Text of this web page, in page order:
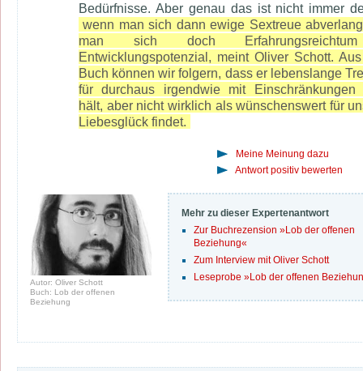
Bedürfnisse. Aber genau das ist nicht immer
wenn man sich dann ewige Sextreue
man sich doch
Entwicklungspotenzial, meint Oliver Schott.
Buch können wir folgern, dass er lebenslange
für durchaus irgendwie mit Einschränkungen
hält, aber nicht wirklich als wünschenswert für
Liebesglück findet.
Meine Meinung dazu
Antwort positiv bewerten
Autor: Oliver Schott
Buch: Lob der offenen
Beziehung
Mehr zu dieser Expertenantwort
Zur Buchrezension »Lob der offenen
Beziehung«
Zum Interview mit Oliver Schott
Leseprobe »Lob der offenen